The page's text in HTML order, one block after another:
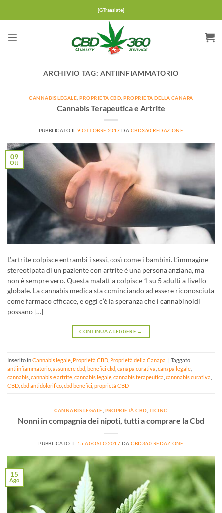
[GTranslate]
ARCHIVIO TAG: ANTIINFIAMMATORIO
CANNABIS LEGALE ,PROPRIETÀ CBD,PROPRIETÀ DELLA CANAPA
Cannabis Terapeutica e Artrite
PUBBLICATO IL9 OTTOBRE 2017 DA CBD360 REDAZIONE
09
Ott
L’artrite colpisce entrambi i sessi, così come i bambini. L’immagine
stereotipata di un paziente con artrite è una persona anziana, ma
non è sempre vero. Questa malattia colpisce 1 su 5 adulti a livello
globale. La cannabis medica sta cominciando ad essere riconosciuta
come farmaco efficace, e oggi c’è la speranza che i cannabinoidi
possano […]
CONTINUA A LEGGERE →
Inserito inCannabis legale Proprietà CBD Proprietà della Canapa | Taggato
antiinfiammatorio assumere cbd benefici cbd canapa curativa canapa legale
cannabis cannabis e artrite cannabis legale cannabis terapeutica cannnabis curativa
CBD cbd antidolorifico cbd benefici proprietà CBD
CANNABIS LEGALE, PROPRIETÀ CBD, TICINO
Nonni in compagnia dei nipoti, tutti a comprare la Cbd
PUBBLICATO IL 15 AGOSTO 2017 DACBD360 REDAZIONE
15
Ago